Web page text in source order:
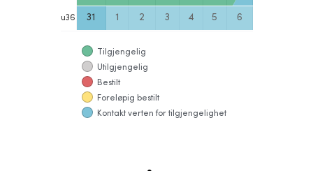
u36 31 1 2 3 4 5 6
Tilgjengelig
Utilgjengelig
Bestilt
Foreløpig bestilt
Kontakt verten for tilgjengelighet